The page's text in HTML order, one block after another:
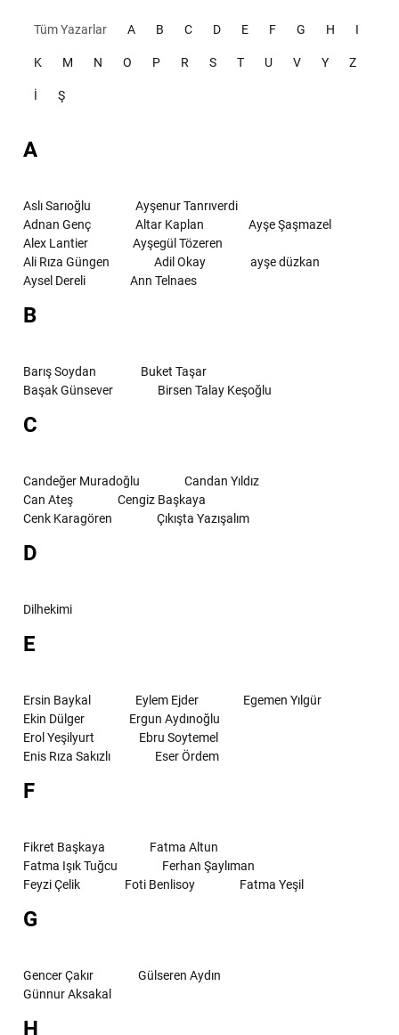
Tüm Yazarlar A B C D E F G H I
K M N O P R S T U V Y Z
İ Ş
A
Aslı Sarıoğlu
Ayşenur Tanrıverdi
Adnan Genç
Altar Kaplan
Ayşe Şaşmazel
Alex Lantier
Ayşegül Tözeren
Ali Rıza Güngen
Adil Okay
ayşe düzkan
Aysel Dereli
Ann Telnaes
B
Barış Soydan
Buket Taşar
Başak Günsever
Birsen Talay Keşoğlu
C
Candeğer Muradoğlu
Candan Yıldız
Can Ateş
Cengiz Başkaya
Cenk Karagören
Çıkışta Yazışalım
D
Dilhekimi
E
Ersin Baykal Eylem Ejder
Egemen Yılgür
Ekin Dülger
Ergun Aydınoğlu
Erol Yeşilyurt
Ebru Soytemel
Enis Rıza Sakızlı
Eser Ördem
F
Fikret Başkaya
Fatma Altun
Fatma Işık Tuğcu
Ferhan Şaylıman
Feyzi Çelik
Foti Benlisoy Fatma Yeşil
G
Gencer Çakır
Gülseren Aydın
Günnur Aksakal
H